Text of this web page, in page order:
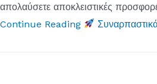
απολαύσετε αποκλειστικές
Continue Reading